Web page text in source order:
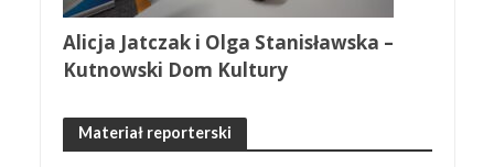
Alicja Jatczak i Olga Stanisławska –
Kutnowski Dom Kultury
Materiał reporterski